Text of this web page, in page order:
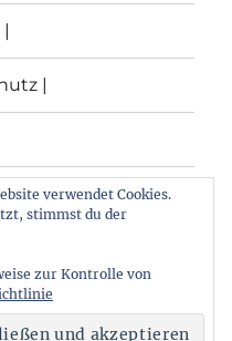
|
präsentiert von
verwendet Cookies.
stimmst du der
zur Kontrolle von